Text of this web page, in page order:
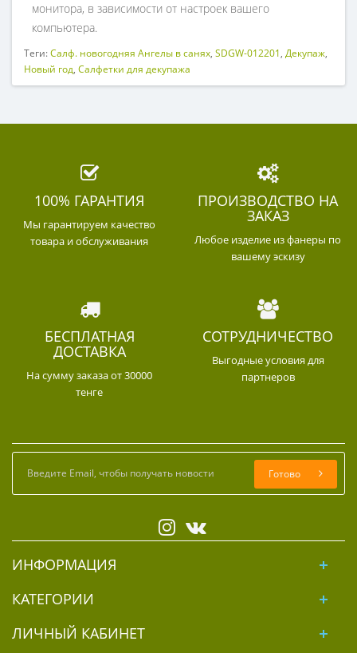
монитора, в зависимости от настроек вашего
компьютера.
Теги:Салф. новогодняя Ангелы в санях, SDGW-012201, Декупаж,
Новый год, Салфетки для декупажа
100% ГАРАНТИЯ
Мы гарантируем качество
товара и обслуживания
ПРОИЗВОДСТВО НА
ЗАКАЗ
Любое изделие из фанеры по
вашему эскизу
БЕСПЛАТНАЯ
ДОСТАВКА
На сумму заказа от 30000
тенге
СОТРУДНИЧЕСТВО
Выгодные условия для
партнеров
Готово
ИНФОРМАЦИЯ
КАТЕГОРИИ
ЛИЧНЫЙ КАБИНЕТ